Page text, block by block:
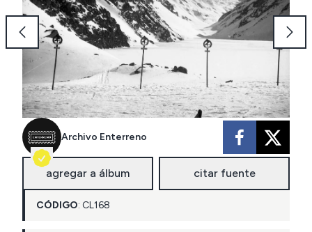
Archivo Enterreno
agregar a álbum citar fuente
CÓDIGO: CL168